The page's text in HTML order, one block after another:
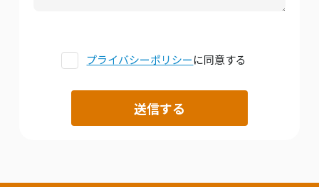
プライバシーポリシーに同意する